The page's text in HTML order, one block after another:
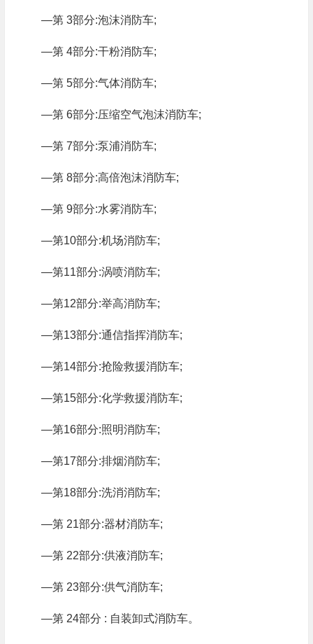
—第 3部分:泡沫消防车;
—第 4部分:干粉消防车;
—第 5部分:气体消防车;
—第 6部分:压缩空气泡沫消防车;
—第 7部分:泵浦消防车;
—第 8部分:高倍泡沫消防车;
—第 9部分:水雾消防车;
—第10部分:机场消防车;
—第11部分:涡喷消防车;
—第12部分:举高消防车;
—第13部分:通信指挥消防车;
—第14部分:抢险救援消防车;
—第15部分:化学救援消防车;
—第16部分:照明消防车;
—第17部分:排烟消防车;
—第18部分:洗消消防车;
—第 21部分:器材消防车;
—第 22部分:供液消防车;
—第 23部分:供气消防车;
—第 24部分 : 自装卸式消防车。